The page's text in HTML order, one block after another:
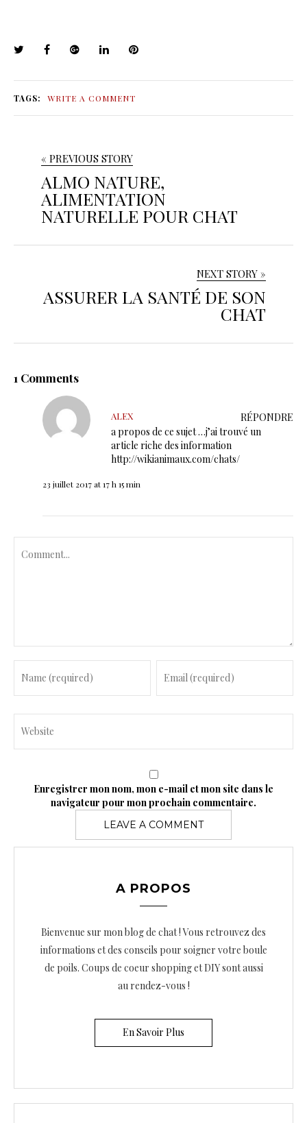
TAGS: WRITE A COMMENT
« PREVIOUS STORY
ALMO NATURE,
ALIMENTATION
NATURELLE POUR CHAT
NEXT STORY »
ASSURER LA SANTÉ DE SON
CHAT
1 Comments
ALEX
RÉPONDRE
a propos de ce sujet …j’ai trouvé un
article riche des information
http://wikianimaux.com/chats/
23 juillet 2017 at 17 h 15 min
Enregistrer mon nom, mon e-mail et mon site dans le
navigateur pour mon prochain commentaire.
A PROPOS
Bienvenue sur mon blog de chat ! Vous retrouvez des
informations et des conseils pour soigner votre boule
de poils. Coups de coeur shopping et DIY sont aussi
au rendez-vous !
En Savoir Plus